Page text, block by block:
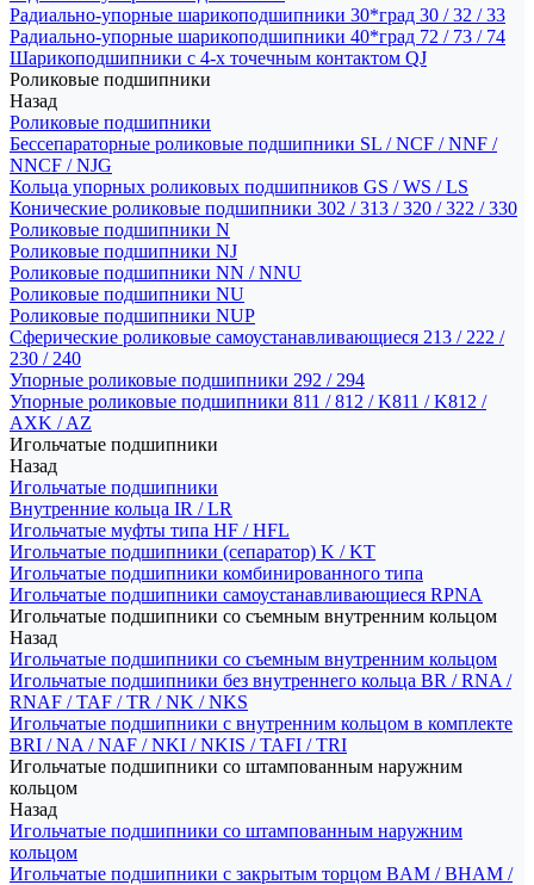
Радиально-упорные шарикоподшипники 30*град 30 / 32 / 33
Радиально-упорные шарикоподшипники 40*град 72 / 73 / 74
Шарикоподшипники с 4-х точечным контактом QJ
Роликовые подшипники
Назад
Роликовые подшипники
Бессепараторные роликовые подшипники SL / NCF / NNF /
NNCF / NJG
Кольца упорных роликовых подшипников GS / WS / LS
Конические роликовые подшипники 302 / 313 / 320 / 322 / 330
Роликовые подшипники N
Роликовые подшипники NJ
Роликовые подшипники NN / NNU
Роликовые подшипники NU
Роликовые подшипники NUP
Сферические роликовые самоустанавливающиеся 213 / 222 /
230 / 240
Упорные роликовые подшипники 292 / 294
Упорные роликовые подшипники 811 / 812 / K811 / K812 /
AXK / AZ
Игольчатые подшипники
Назад
Игольчатые подшипники
Внутренние кольца IR / LR
Игольчатые муфты типа HF / HFL
Игольчатые подшипники (сепаратор) K / KT
Игольчатые подшипники комбинированного типа
Игольчатые подшипники самоустанавливающиеся RPNA
Игольчатые подшипники со съемным внутренним кольцом
Назад
Игольчатые подшипники со съемным внутренним кольцом
Игольчатые подшипники без внутреннего кольца BR / RNA /
RNAF / TAF / TR / NK / NKS
Игольчатые подшипники с внутренним кольцом в комплекте
BRI / NA / NAF / NKI / NKIS / TAFI / TRI
Игольчатые подшипники со штампованным наружним
кольцом
Назад
Игольчатые подшипники со штампованным наружним
кольцом
Игольчатые подшипники с закрытым торцом BAM / BHAM /